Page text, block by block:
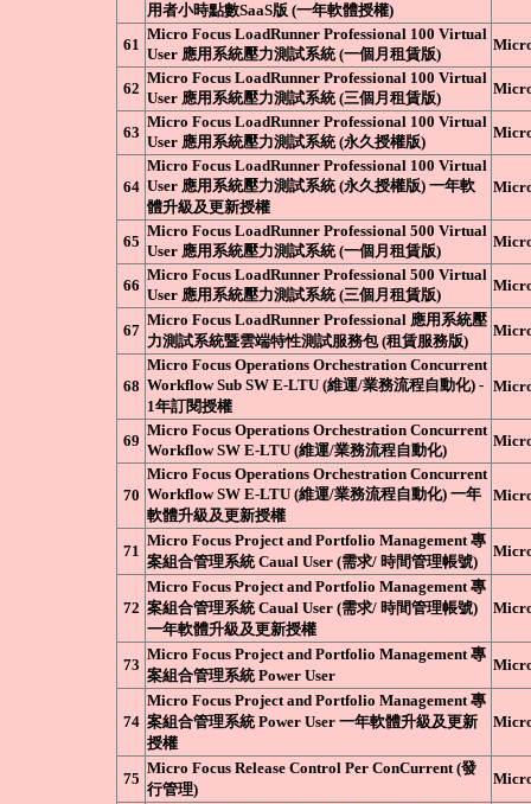
用者小時點數SaaS版 (一年軟體授權)
61
Micro Focus LoadRunner Professional 100 Virtual
User 應用系統壓力測試系統 (一個月租賃版)
62
Micro Focus LoadRunner Professional 100 Virtual
User 應用系統壓力測試系統 (三個月租賃版)
63
Micro Focus LoadRunner Professional 100 Virtual
User 應用系統壓力測試系統 (永久授權版)
64
Micro Focus LoadRunner Professional 100 Virtual
User 應用系統壓力測試系統 (永久授權版) 一年軟
體升級及更新授權
65
Micro Focus LoadRunner Professional 500 Virtual
User 應用系統壓力測試系統 (一個月租賃版)
66
Micro Focus LoadRunner Professional 500 Virtual
User 應用系統壓力測試系統 (三個月租賃版)
67
Micro Focus LoadRunner Professional 應用系統壓
力測試系統暨雲端特性測試服務包 (租賃服務版)
68
Micro Focus Operations Orchestration Concurrent
Workflow Sub SW E-LTU (維運/業務流程自動化) -
1年訂閱授權
69
Micro Focus Operations Orchestration Concurrent
Workflow SW E-LTU (維運/業務流程自動化)
70
Micro Focus Operations Orchestration Concurrent
Workflow SW E-LTU (維運/業務流程自動化) 一年
軟體升級及更新授權
71
Micro Focus Project and Portfolio Management 專
案組合管理系統 Caual User (需求/ 時間管理帳號)
72
Micro Focus Project and Portfolio Management 專
案組合管理系統 Caual User (需求/ 時間管理帳號)
一年軟體升級及更新授權
73
Micro Focus Project and Portfolio Management 專
案組合管理系統 Power User
74
Micro Focus Project and Portfolio Management 專
案組合管理系統 Power User 一年軟體升級及更新
授權
75
Micro Focus Release Control Per ConCurrent (發
行管理)